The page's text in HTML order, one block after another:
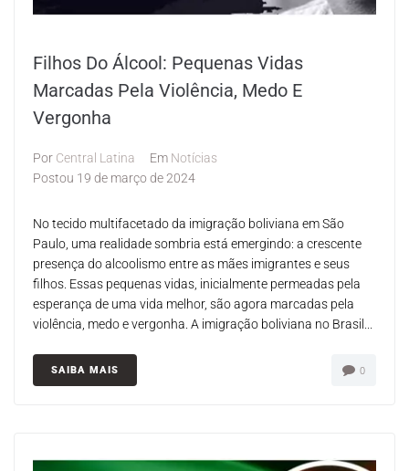
Filhos Do Álcool: Pequenas Vidas
Marcadas Pela Violência, Medo E
Vergonha
Por Central Latina Em Notícias
Postou 19 de março de 2024
No tecido multifacetado da imigração boliviana em São
Paulo, uma realidade sombria está emergindo: a crescente
presença do alcoolismo entre as mães imigrantes e seus
filhos. Essas pequenas vidas, inicialmente permeadas pela
esperança de uma vida melhor, são agora marcadas pela
violência, medo e vergonha. A imigração boliviana no Brasil...
SAIBA MAIS 0